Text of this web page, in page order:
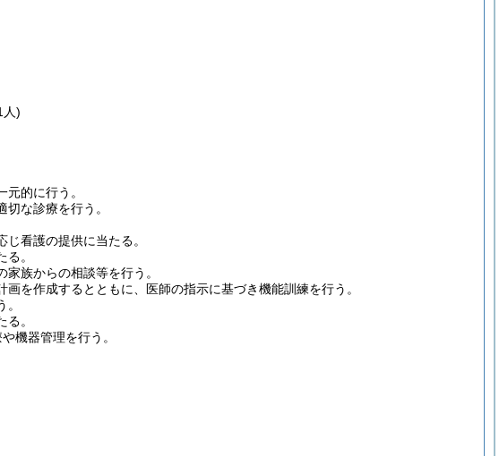
人)
的に行う。
な診療を行う。
看護の提供に当たる。
。
族からの相談等を行う。
を作成するとともに、医師の指示に基づき機能訓練を行う。
。
機器管理を行う。